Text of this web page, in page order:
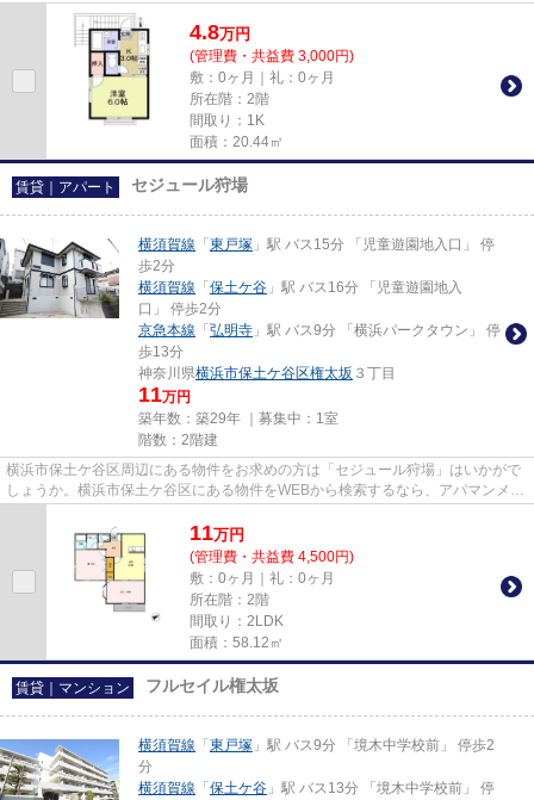
払いいただける物件です。陽当...
4.8万円
(管理費・共益費 3,000円)
敷：0ヶ月｜礼：0ヶ月
所在階：2階
間取り：1K
面積：20.44㎡
賃貸｜アパート セジュール狩場
横須賀線 「 東戸塚 」駅 バス15分 「児童遊園地入口」 停
歩2分
横須賀線 「 保土ケ谷 」駅 バス16分 「児童遊園地入
口」 停歩2分
京急本線 「 弘明寺 」駅 バス9分 「横浜パークタウン」 停
歩13分
神奈川県横浜市保土ケ谷区権太坂 ３丁目
11万円
築年数：築29年 ｜募集中： 1室
階数：2階建
横浜市保土ケ谷区周辺にある物件をお求めの方は「セジュール狩場」はいかがで
しょうか。横浜市保土ケ谷区にある物件をWEBから検索するなら、アパマンメイ
11万円
(管理費・共益費 4,500円)
敷：0ヶ月｜礼：0ヶ月
所在階：2階
間取り：2LDK
面積：58.12㎡
賃貸｜マンション フルセイル権太坂
横須賀線 「 東戸塚 」駅 バス9分 「境木中学校前」 停歩2
分
横須賀線 「 保土ケ谷 」駅 バス13分 「境木中学校前」 停